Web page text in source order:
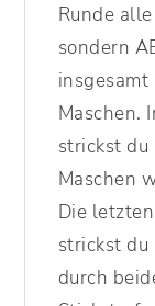
Runde
sondern
Maschen.
strickst du
Maschen
Die
strickst du
durch